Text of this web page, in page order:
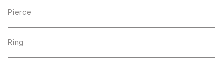
Pierce
Ring